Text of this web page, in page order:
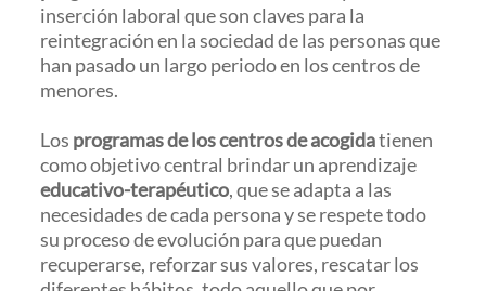
inserción laboral que son claves para la
reintegración en la sociedad de las personas que
han pasado un largo periodo en los centros de
menores.
Los programas de los centros de acogidatienen
como objetivo central brindar un aprendizaje
educativo-terapéutico, que se adapta a las
necesidades de cada persona y se respete todo
su proceso de evolución para que puedan
recuperarse, reforzar sus valores, rescatar los